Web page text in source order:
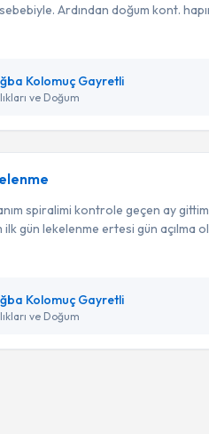
Ardından doğum kont.
Kolomuç Gayretli
ve Doğum
spiralimi kontrole geçen ay gittim
gün lekelenme ertesi gün açılma
Kolomuç Gayretli
ve Doğum